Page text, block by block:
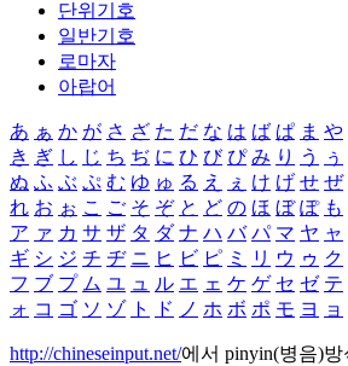
단위기호
일반기호
로마자
아랍어
あ ぁ か が さ ざ た だ な は ば ぱ ま や
き ぎ し じ ち ぢ に ひ び ぴ み り う ぅ
ぬ ふ ぶ ぷ む ゆ ゅ る え ぇ け げ せ ぜ
れ お ぉ こ ご そ ぞ と ど の ほ ぼ ぽ も
ア ァ カ サ ザ タ ダ ナ ハ バ パ マ ヤ ャ
ギ シ ジ チ ヂ ニ ヒ ビ ピ ミ リ ウ ゥ ク
フ ブ プ ム ユ ュ ル エ ェ ケ ゲ セ ゼ テ
ォ コ ゴ ソ ゾ ト ド ノ ホ ボ ポ モ ヨ ョ
http://chineseinput.net/에서 pinyin(병음)